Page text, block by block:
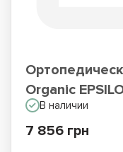
Organic
В наличии
7 856 грн